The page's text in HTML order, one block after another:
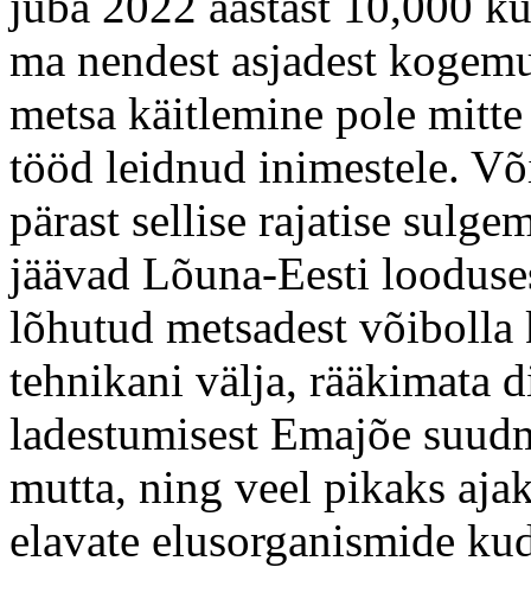
ma nendest asjadest
metsa käitlemine pole
tööd leidnud inimestele.
pärast sellise rajatise
jäävad Lõuna-Eesti
lõhutud metsadest võibolla
tehnikani välja, rääkimata
ladestumisest Emajõe
mutta, ning veel pikaks
elavate elusorganismide